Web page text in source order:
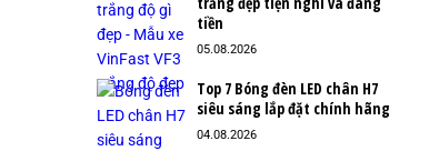
tiền
05.08.2026
Top 7 Bóng đèn LED chân H7
siêu sáng lắp đặt chính hãng
04.08.2026